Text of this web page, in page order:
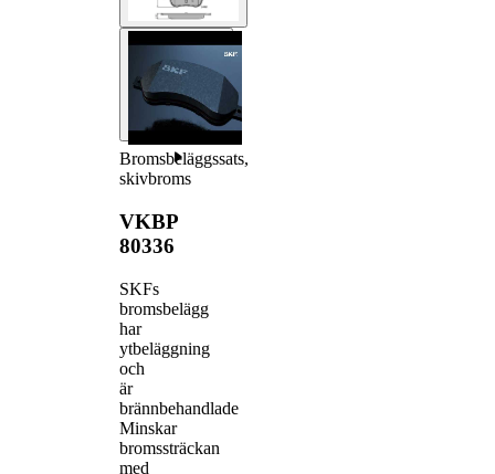
Bromsbeläggssats,
skivbroms
VKBP
80336
SKFs
bromsbelägg
har
ytbeläggning
och
är
brännbehandlade
Minskar
bromssträckan
med